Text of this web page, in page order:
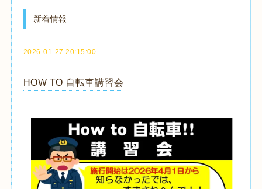
新着情報
2026-01-27 20:15:00
HOW TO 自転車講習会